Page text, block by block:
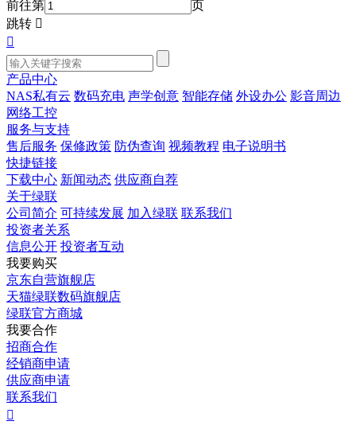
前往第
页
跳转 

产品中心
NAS私有云 数码充电 声学创意 智能存储 外设办公 影音周边
网络工控
服务与支持
售后服务 保修政策 防伪查询 视频教程 电子说明书
快捷链接
下载中心 新闻动态 供应商自荐
关于绿联
公司简介 可持续发展 加入绿联 联系我们
投资者关系
信息公开 投资者互动
我要购买
京东自营旗舰店
天猫绿联数码旗舰店
绿联官方商城
我要合作
招商合作
经销商申请
供应商申请
联系我们
